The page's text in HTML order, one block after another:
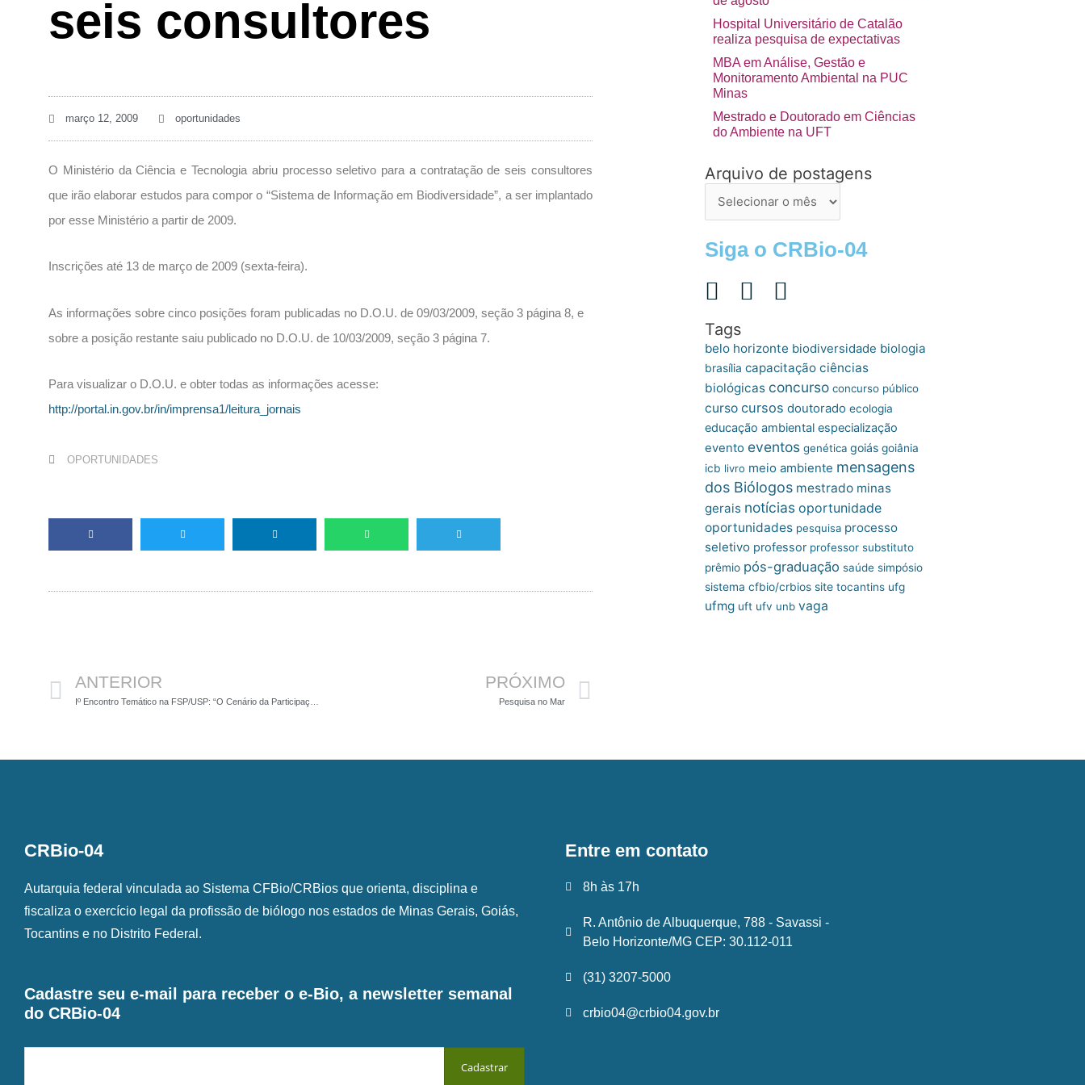
seis consultores
março 12, 2009 oportunidades
O Ministério da Ciência e Tecnologia abriu processo seletivo para a contratação de seis consultores
que irão elaborar estudos para compor o “Sistema de Informação em Biodiversidade”, a ser implantado
por esse Ministério a partir de 2009.
Inscrições até 13 de março de 2009 (sexta-feira).
As informações sobre cinco posições foram publicadas no D.O.U. de 09/03/2009, seção 3 página 8, e
sobre a posição restante saiu publicado no D.O.U. de 10/03/2009, seção 3 página 7.
Para visualizar o D.O.U. e obter todas as informações acesse:
http://portal.in.gov.br/in/imprensa1/leitura_jornais
OPORTUNIDADES
ANTERIOR PRÓXIMO
Pesquisa no Mar
Hospital Universitário de Catalão
realiza pesquisa de expectativas
MBA em Análise, Gestão e
Monitoramento Ambiental na PUC
Minas
Mestrado e Doutorado em Ciências
do Ambiente na UFT
Arquivo de postagens
Arquivo
postagens
Siga o CRBio-04
Tags
belo horizonte biodiversidade biologia
brasília capacitação ciências
biológicas concurso concurso público
curso cursos doutorado ecologia
educação ambiental especialização
evento eventos genética goiás goiânia
icb livro meio ambiente mensagens
dos Biólogos mestrado minas
gerais notícias oportunidade
oportunidades pesquisa processo
seletivo professor professor substituto
prêmio pós-graduação saúde simpósio
sistema cfbio/crbios site tocantins ufg
ufmg uft ufv unb vaga
CRBio-04
Autarquia federal vinculada ao Sistema CFBio/CRBios que orienta, disciplina e
fiscaliza o exercício legal da profissão de biólogo nos estados de Minas Gerais, Goiás,
Tocantins e no Distrito Federal.
Cadastre seu e-mail para receber o e-Bio, a newsletter semanal
do CRBio-04
Entre em contato
8h às 17h
R. Antônio de Albuquerque, 788 - Savassi -
Belo Horizonte/MG CEP: 30.112-011
(31) 3207-5000
crbio04@crbio04.gov.br